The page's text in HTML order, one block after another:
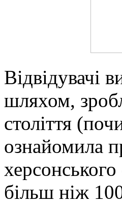
Відвідувачі
шляхом,
століття
ознайомила
більш ніж